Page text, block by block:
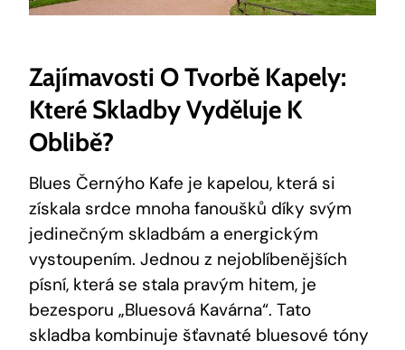
Zajímavosti O Tvorbě Kapely:
Které Skladby Vyděluje K
Oblibě?
Blues Černýho Kafe je kapelou, která si
získala srdce mnoha fanoušků díky svým
jedinečným skladbám a energickým
vystoupením. Jednou z nejoblíbenějších
písní, která se stala pravým hitem, je
bezesporu „Bluesová Kavárna“. Tato
skladba kombinuje šťavnaté bluesové tóny